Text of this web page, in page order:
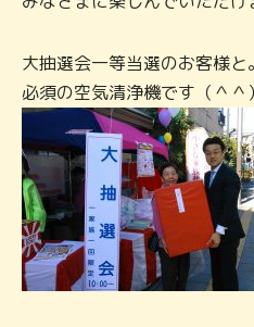
大抽選会一等当選のお客様
必須の空気清浄機です（＾＾